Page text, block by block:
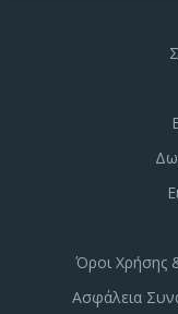
Όροι Χρήσης
Ασφάλεια